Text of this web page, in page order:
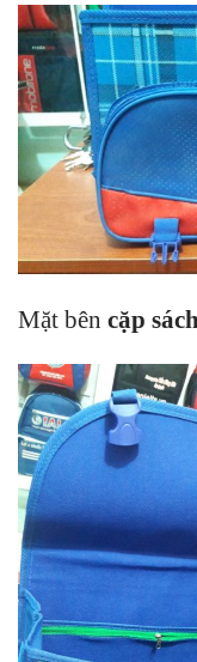
Mặt bên cặp